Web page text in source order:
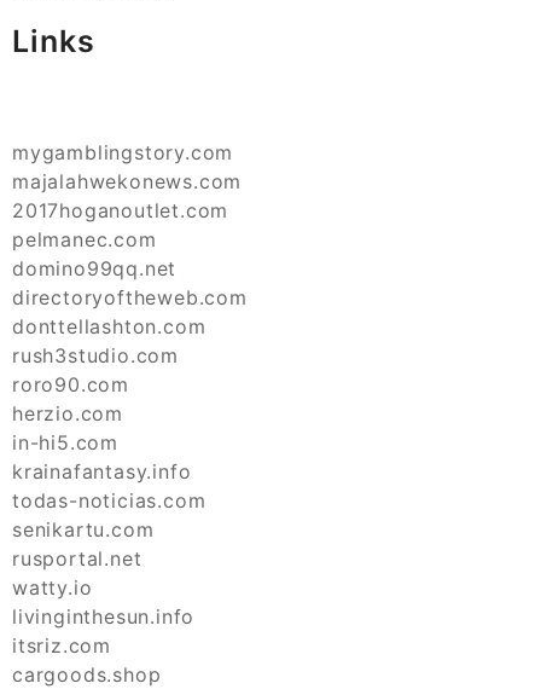
Links
mygamblingstory.com
majalahwekonews.com
2017hoganoutlet.com
pelmanec.com
domino99qq.net
directoryoftheweb.com
donttellashton.com
rush3studio.com
roro90.com
herzio.com
in-hi5.com
krainafantasy.info
todas-noticias.com
senikartu.com
rusportal.net
watty.io
livinginthesun.info
itsriz.com
cargoods.shop